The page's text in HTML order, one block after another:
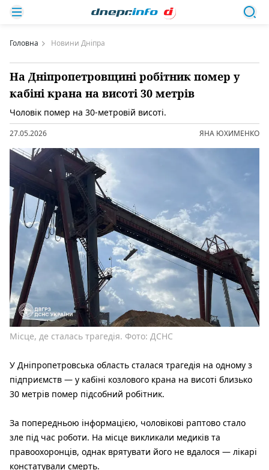
Головна Новини Дніпра
На Дніпропетровщині робітник помер у
кабіні крана на висоті 30 метрів
Чоловік помер на 30-метровій висоті.
27.05.2026 ЯНА ЮХИМЕНКО
Місце, де сталась трагедія. Фото: ДСНС
У Дніпропетровська область сталася трагедія на одному з
підприємств — у кабіні козлового крана на висоті близько
30 метрів помер підсобний робітник.
За попередньою інформацією, чоловікові раптово стало
зле під час роботи. На місце викликали медиків та
правоохоронців, однак врятувати його не вдалося — лікарі
констатували смерть.